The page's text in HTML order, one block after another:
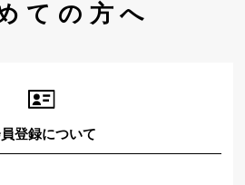
ての方へ
登録について